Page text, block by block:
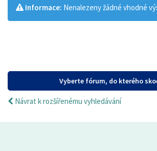
Informace: Nenalezeny žádné vhodné
Vyberte fórum, do kterého
Návrat k rozšířenému vyhledávání